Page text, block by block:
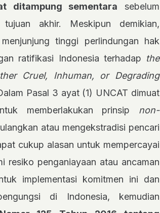
ditampung sementara sebelum
akhir. Meskipun demikian,
tinggi perlindungan hak
ratifikasi Indonesia terhadap the
Cruel, Inhuman, or Degrading
Pasal 3 ayat (1) UNCAT dimuat
memberlakukan prinsip non-
atau mengekstradisi pencari
cukup alasan untuk mempercayai
resiko penganiayaan atau ancaman
implementasi komitmen ini dan
di Indonesia, kemudian